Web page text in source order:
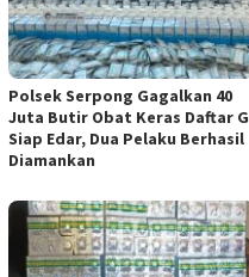
Polsek Serpong Gagalkan 40
Juta Butir Obat Keras Daftar G
Siap Edar, Dua Pelaku Berhasil
Diamankan